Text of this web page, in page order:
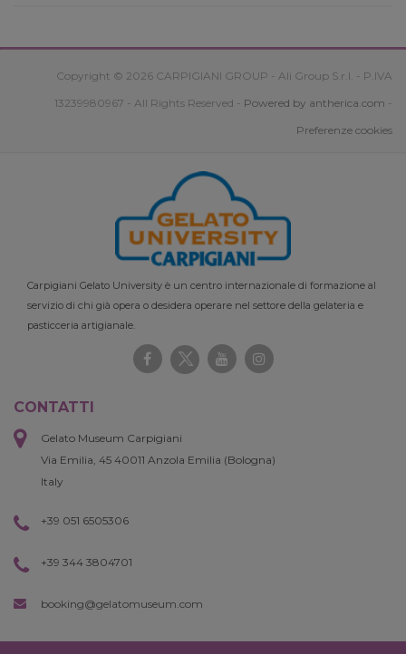
Copyright © 2026 CARPIGIANI GROUP - Ali Group S.r.l. - P.IVA
13239980967 - All Rights Reserved - Powered by antherica.com -
Preferenze cookies
Carpigiani Gelato University è un centro internazionale di formazione al
servizio di chi già opera o desidera operare nel settore della gelateria e
pasticceria artigianale.
CONTATTI
Gelato Museum Carpigiani
Via Emilia, 45 40011 Anzola Emilia (Bologna)
Italy
+39 051 6505306
+39 344 3804701
booking@gelatomuseum.com